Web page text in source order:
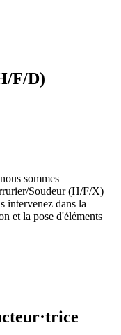
F/D)
sommes
Soudeur (H/F/X)
intervenez dans la
et la pose d'éléments